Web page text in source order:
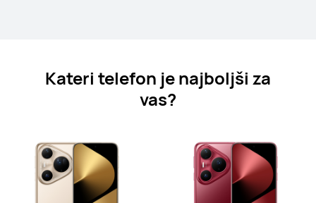
Izvedite več
Kateri telefon je najboljši za
vas?